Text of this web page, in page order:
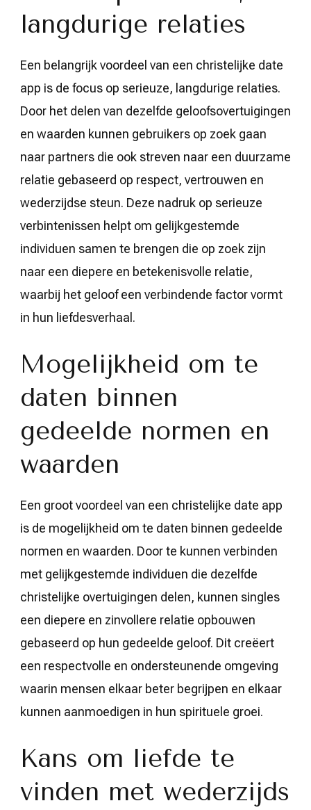
langdurige relaties
Een belangrijk voordeel van een christelijke date
app is de focus op serieuze, langdurige relaties.
Door het delen van dezelfde geloofsovertuigingen
en waarden kunnen gebruikers op zoek gaan
naar partners die ook streven naar een duurzame
relatie gebaseerd op respect, vertrouwen en
wederzijdse steun. Deze nadruk op serieuze
verbintenissen helpt om gelijkgestemde
individuen samen te brengen die op zoek zijn
naar een diepere en betekenisvolle relatie,
waarbij het geloof een verbindende factor vormt
in hun liefdesverhaal.
Mogelijkheid om te
daten binnen
gedeelde normen en
waarden
Een groot voordeel van een christelijke date app
is de mogelijkheid om te daten binnen gedeelde
normen en waarden. Door te kunnen verbinden
met gelijkgestemde individuen die dezelfde
christelijke overtuigingen delen, kunnen singles
een diepere en zinvollere relatie opbouwen
gebaseerd op hun gedeelde geloof. Dit creëert
een respectvolle en ondersteunende omgeving
waarin mensen elkaar beter begrijpen en elkaar
kunnen aanmoedigen in hun spirituele groei.
Kans om liefde te
vinden met wederzijds